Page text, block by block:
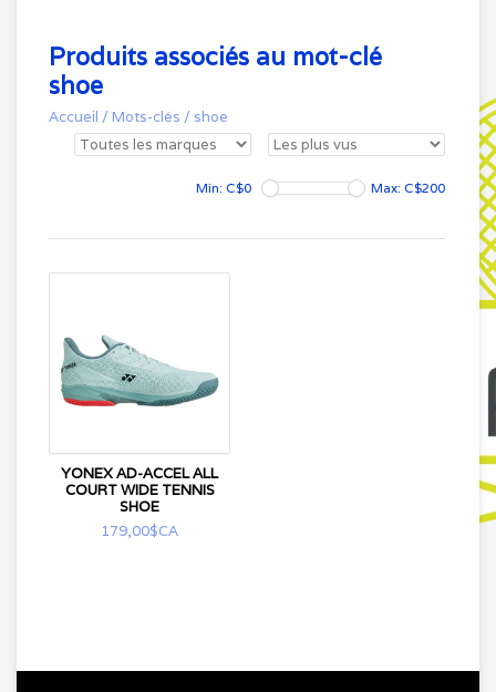
Produits associés au mot-clé
shoe
Accueil / Mots-clés / shoe
Min: C$0 Max: C$200
YONEX AD-ACCEL ALL
COURT WIDE TENNIS
SHOE
179,00$CA